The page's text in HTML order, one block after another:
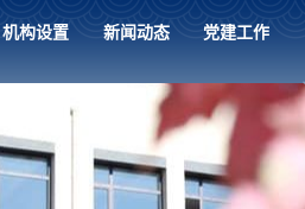
机构设置 新闻动态 党建工作